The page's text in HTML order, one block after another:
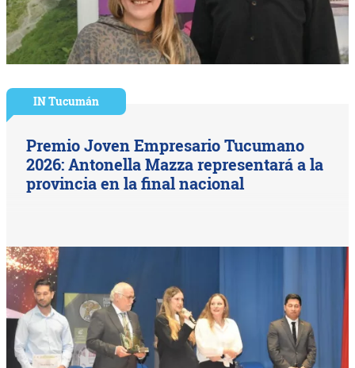
IN Tucumán
Premio Joven Empresario Tucumano
2026: Antonella Mazza representará a la
provincia en la final nacional